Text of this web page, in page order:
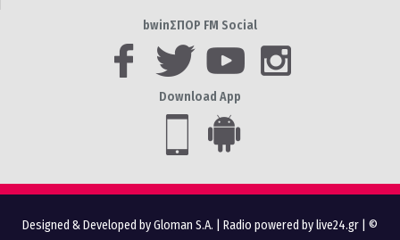
bwinΣΠΟΡ FM Social
Download App
Designed & Developed by Gloman S.A. Radio powered by live24.gr | ©